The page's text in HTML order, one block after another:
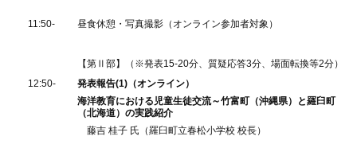
11:50- 昼食休憩・写真撮影（オンライン参加者対象）
【第Ⅱ部】（※発表15-20分、質疑応答3分、場面転換等2分）
12:50-
発表報告(1)（オンライン）
海洋教育における児童生徒交流～竹富町（沖縄県）と羅臼町
（北海道）の実践紹介
藤吉 桂子 氏（羅臼町立春松小学校 校長）